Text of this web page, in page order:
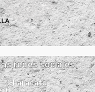
redes sociales:
Characato –